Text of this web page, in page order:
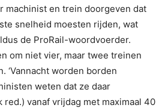
machinist en trein doorgeven dat
snelheid moesten rijden, wat
de ProRail-woordvoerder.
om niet vier, maar twee treinen
‘Vannacht worden borden
weten dat ze daar
red.) vanaf vrijdag met maximaal 40